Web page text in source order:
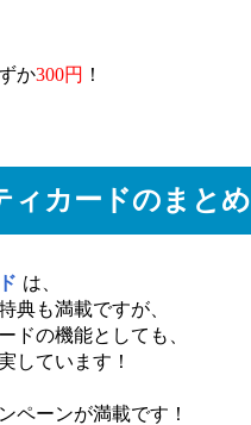
か300円 ！
ィカードのまとめ
は、
典も満載ですが、
ドの機能としても、
しています！
ペーンが満載です！